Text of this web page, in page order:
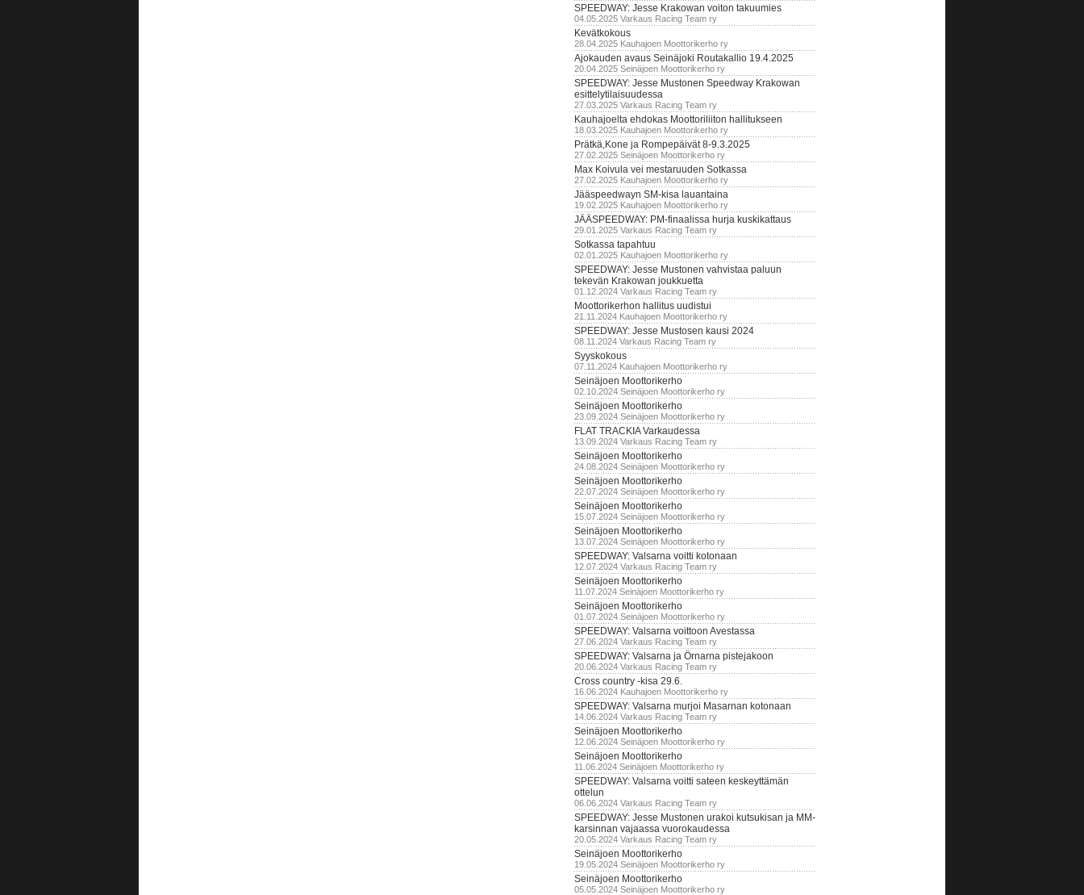
SPEEDWAY: Jesse Krakowan voiton takuumies
04.05.2025 Varkaus Racing Team ry
Kevätkokous
28.04.2025 Kauhajoen Moottorikerho ry
Ajokauden avaus Seinäjoki Routakallio 19.4.2025
20.04.2025 Seinäjoen Moottorikerho ry
SPEEDWAY: Jesse Mustonen Speedway Krakowan
esittelytilaisuudessa
27.03.2025 Varkaus Racing Team ry
Kauhajoelta ehdokas Moottoriliiton hallitukseen
18.03.2025 Kauhajoen Moottorikerho ry
Prätkä,Kone ja Rompepäivät 8-9.3.2025
27.02.2025 Seinäjoen Moottorikerho ry
Max Koivula vei mestaruuden Sotkassa
27.02.2025 Kauhajoen Moottorikerho ry
Jääspeedwayn SM-kisa lauantaina
19.02.2025 Kauhajoen Moottorikerho ry
JÄÄSPEEDWAY: PM-finaalissa hurja kuskikattaus
29.01.2025 Varkaus Racing Team ry
Sotkassa tapahtuu
02.01.2025 Kauhajoen Moottorikerho ry
SPEEDWAY: Jesse Mustonen vahvistaa paluun
tekevän Krakowan joukkuetta
01.12.2024 Varkaus Racing Team ry
Moottorikerhon hallitus uudistui
21.11.2024 Kauhajoen Moottorikerho ry
SPEEDWAY: Jesse Mustosen kausi 2024
08.11.2024 Varkaus Racing Team ry
Syyskokous
07.11.2024 Kauhajoen Moottorikerho ry
Seinäjoen Moottorikerho
02.10.2024 Seinäjoen Moottorikerho ry
Seinäjoen Moottorikerho
23.09.2024 Seinäjoen Moottorikerho ry
FLAT TRACKIA Varkaudessa
13.09.2024 Varkaus Racing Team ry
Seinäjoen Moottorikerho
24.08.2024 Seinäjoen Moottorikerho ry
Seinäjoen Moottorikerho
22.07.2024 Seinäjoen Moottorikerho ry
Seinäjoen Moottorikerho
15.07.2024 Seinäjoen Moottorikerho ry
Seinäjoen Moottorikerho
13.07.2024 Seinäjoen Moottorikerho ry
SPEEDWAY: Valsarna voitti kotonaan
12.07.2024 Varkaus Racing Team ry
Seinäjoen Moottorikerho
11.07.2024 Seinäjoen Moottorikerho ry
Seinäjoen Moottorikerho
01.07.2024 Seinäjoen Moottorikerho ry
SPEEDWAY: Valsarna voittoon Avestassa
27.06.2024 Varkaus Racing Team ry
SPEEDWAY: Valsarna ja Örnarna pistejakoon
20.06.2024 Varkaus Racing Team ry
Cross country -kisa 29.6.
16.06.2024 Kauhajoen Moottorikerho ry
SPEEDWAY: Valsarna murjoi Masarnan kotonaan
14.06.2024 Varkaus Racing Team ry
Seinäjoen Moottorikerho
12.06.2024 Seinäjoen Moottorikerho ry
Seinäjoen Moottorikerho
11.06.2024 Seinäjoen Moottorikerho ry
SPEEDWAY: Valsarna voitti sateen keskeyttämän
ottelun
06.06.2024 Varkaus Racing Team ry
SPEEDWAY: Jesse Mustonen urakoi kutsukisan ja MM-
karsinnan vajaassa vuorokaudessa
20.05.2024 Varkaus Racing Team ry
Seinäjoen Moottorikerho
19.05.2024 Seinäjoen Moottorikerho ry
Seinäjoen Moottorikerho
05.05.2024 Seinäjoen Moottorikerho ry